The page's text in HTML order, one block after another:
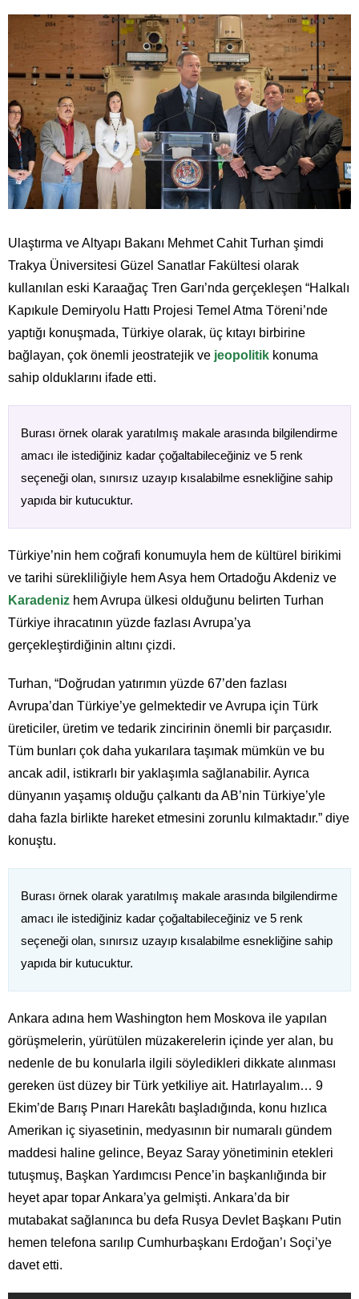
Ulaştırma ve Altyapı Bakanı Mehmet Cahit Turhan şimdi
Trakya Üniversitesi Güzel Sanatlar Fakültesi olarak
kullanılan eski Karaağaç Tren Garı’nda gerçekleşen “Halkalı
Kapıkule Demiryolu Hattı Projesi Temel Atma Töreni’nde
yaptığı konuşmada, Türkiye olarak, üç kıtayı birbirine
bağlayan, çok önemli jeostratejik ve jeopolitik konuma
sahip olduklarını ifade etti.
Burası örnek olarak yaratılmış makale arasında bilgilendirme
amacı ile istediğiniz kadar çoğaltabileceğiniz ve 5 renk
seçeneği olan, sınırsız uzayıp kısalabilme esnekliğine sahip
yapıda bir kutucuktur.
Türkiye’nin hem coğrafi konumuyla hem de kültürel birikimi
ve tarihi sürekliliğiyle hem Asya hem Ortadoğu Akdeniz ve
Karadeniz hem Avrupa ülkesi olduğunu belirten Turhan
Türkiye ihracatının yüzde fazlası Avrupa’ya
gerçekleştirdiğinin altını çizdi.
Turhan, “Doğrudan yatırımın yüzde 67’den fazlası
Avrupa’dan Türkiye’ye gelmektedir ve Avrupa için Türk
üreticiler, üretim ve tedarik zincirinin önemli bir parçasıdır.
Tüm bunları çok daha yukarılara taşımak mümkün ve bu
ancak adil, istikrarlı bir yaklaşımla sağlanabilir. Ayrıca
dünyanın yaşamış olduğu çalkantı da AB’nin Türkiye’yle
daha fazla birlikte hareket etmesini zorunlu kılmaktadır.” diye
konuştu.
Burası örnek olarak yaratılmış makale arasında bilgilendirme
amacı ile istediğiniz kadar çoğaltabileceğiniz ve 5 renk
seçeneği olan, sınırsız uzayıp kısalabilme esnekliğine sahip
yapıda bir kutucuktur.
Ankara adına hem Washington hem Moskova ile yapılan
görüşmelerin, yürütülen müzakerelerin içinde yer alan, bu
nedenle de bu konularla ilgili söyledikleri dikkate alınması
gereken üst düzey bir Türk yetkiliye ait. Hatırlayalım… 9
Ekim’de Barış Pınarı Harekâtı başladığında, konu hızlıca
Amerikan iç siyasetinin, medyasının bir numaralı gündem
maddesi haline gelince, Beyaz Saray yönetiminin etekleri
tutuşmuş, Başkan Yardımcısı Pence’in başkanlığında bir
heyet apar topar Ankara’ya gelmişti. Ankara’da bir
mutabakat sağlanınca bu defa Rusya Devlet Başkanı Putin
hemen telefona sarılıp Cumhurbaşkanı Erdoğan’ı Soçi’ye
davet etti.